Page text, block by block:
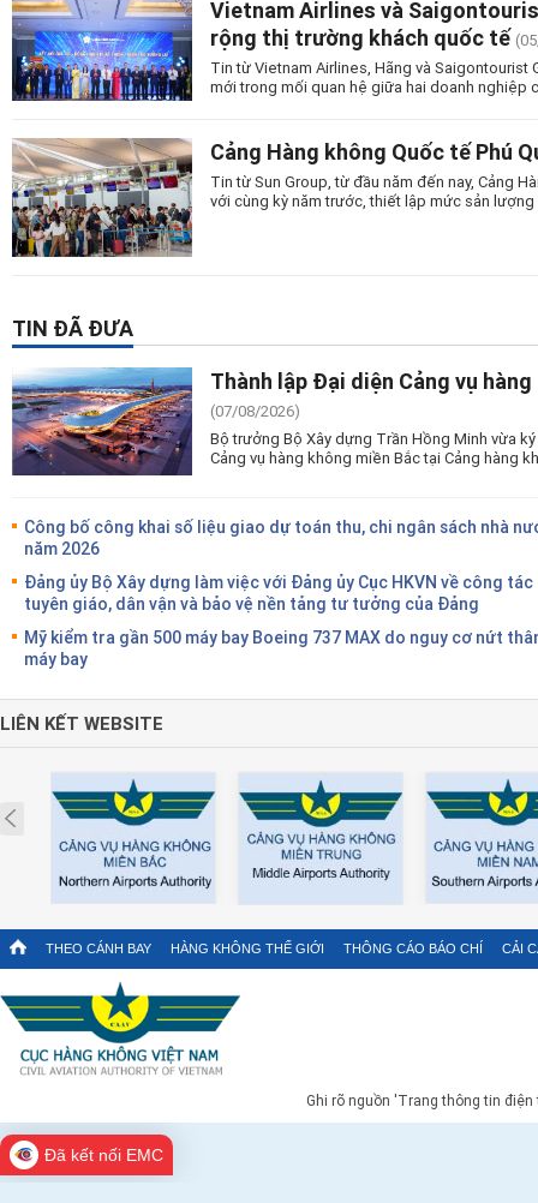
Vietnam Airlines và
rộng thị trường khách quốc tế
Tin từ Vietnam Airlines, Hãng và
mới trong mối quan hệ giữa hai doanh nghiệp
Cảng Hàng không Quốc tế Phú
Tin từ Sun Group, từ đầu năm đến nay, Cảng
với cùng kỳ năm trước, thiết lập mức sản
TIN ĐÃ ĐƯA
Thành lập Đại diện Cảng vụ
(07/08/2026)
Bộ trưởng Bộ Xây dựng Trần Hồng Minh vừa
Cảng vụ hàng không miền Bắc tại Cảng hàng
Công bố công khai số liệu giao dự toán thu, chi ngân sách nhà
năm 2026
Đảng ủy Bộ Xây dựng làm việc với Đảng ủy Cục HKVN về công tác
tuyên giáo, dân vận và bảo vệ nền tảng tư tưởng của Đảng
Mỹ kiểm tra gần 500 máy bay Boeing 737 MAX do nguy cơ nứt
máy bay
LIÊN KẾT WEBSITE
Prev
THEO CÁNH BAY HÀNG KHÔNG THẾ GIỚI THÔNG CÁO BÁO CHÍ CẢI
Ghi rõ nguồn 'Trang thông tin
Đã kết nối EMC